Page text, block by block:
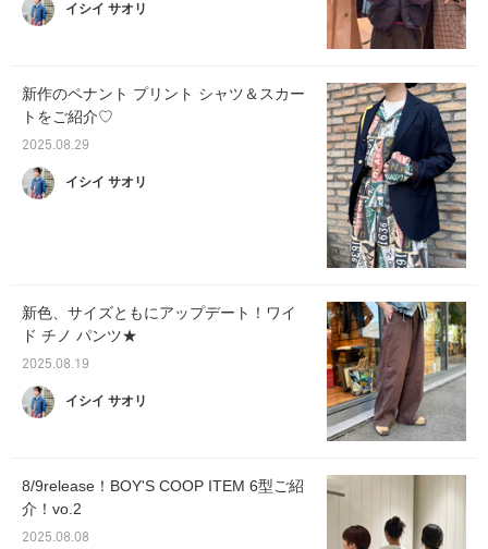
イシイ サオリ
新作のペナント プリント シャツ＆スカー
トをご紹介♡
2025.08.29
イシイ サオリ
新色、サイズともにアップデート！ワイ
ド チノ パンツ★
2025.08.19
イシイ サオリ
8/9release！BOY'S COOP ITEM 6型ご紹
介！vo.2
2025.08.08